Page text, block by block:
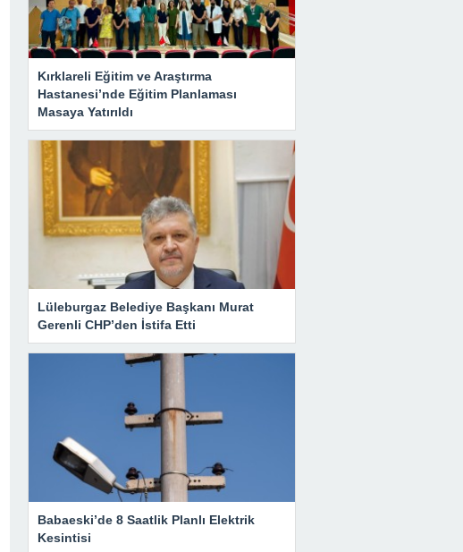
Kırklareli Eğitim ve Araştırma
Hastanesi’nde Eğitim Planlaması
Masaya Yatırıldı
Lüleburgaz Belediye Başkanı Murat
Gerenli CHP’den İstifa Etti
Babaeski’de 8 Saatlik Planlı Elektrik
Kesintisi